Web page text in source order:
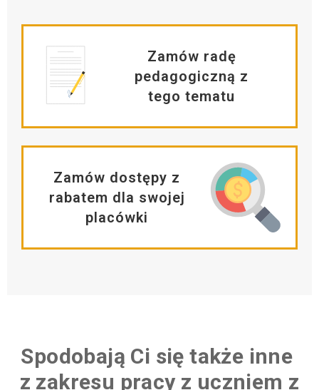
Zamów radę
pedagogiczną z
tego tematu
Zamów dostępy z
rabatem dla swojej
placówki
Spodobają Ci się także inne
Ku z zakresu pracy z